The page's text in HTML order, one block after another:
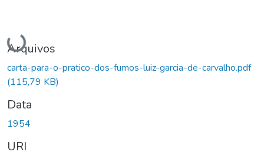
Carregando...
Arquivos
carta-para-o-pratico-dos-fumos-luiz-garcia-de-carvalho.pdf
(115,79 KB)
Data
1954
URI